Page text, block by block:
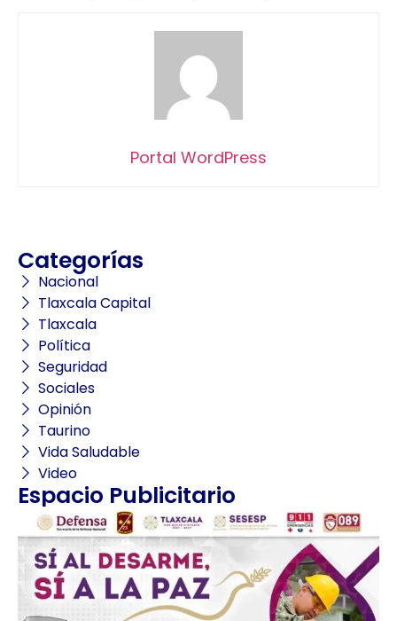
Portal WordPress
Categorías
Nacional
Tlaxcala Capital
Tlaxcala
Política
Seguridad
Sociales
Opinión
Taurino
Vida Saludable
Video
Espacio Publicitario